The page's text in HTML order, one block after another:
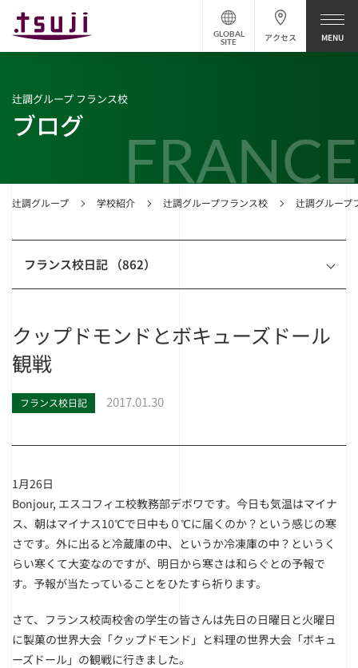
アクセス
GLOBAL
SITE
FRANCE
辻調グループ 学校紹介 辻調グループフランス校 辻調グループ
辻調グループ フランス校
ブログ
フランス校日記 （862）
クップドモンドとボキューズドール
観戦
フランス校日記 2017.01.30
1月26日
Bonjour, エスコフィエ校教務部デボワです。今日も気温はマイナ
ス、朝はマイナス10℃で日中も０℃に届くのか？という感じの寒
さです。外に出ると冷蔵庫の中、というか冷凍庫の中？というく
らい寒くて大変なのですが、明日から寒さは和らぐとの予報で
す。予報が当たっていることをひたすら祈ります。
さて、フランス校両校舎の学生の皆さんは先日の日曜日と火曜日
に製菓の世界大会「クップドモンド」と料理の世界大会「ボキュ
ーズドール」の観戦に行きました。